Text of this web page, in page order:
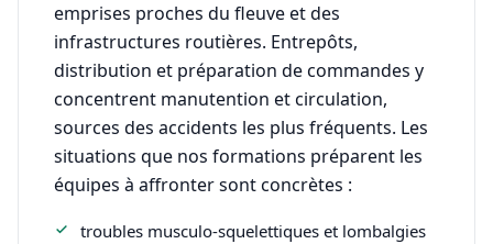
emprises proches du fleuve et des
infrastructures routières. Entrepôts,
distribution et préparation de commandes y
concentrent manutention et circulation,
sources des accidents les plus fréquents. Les
situations que nos formations préparent les
équipes à affronter sont concrètes :
troubles musculo-squelettiques et lombalgies